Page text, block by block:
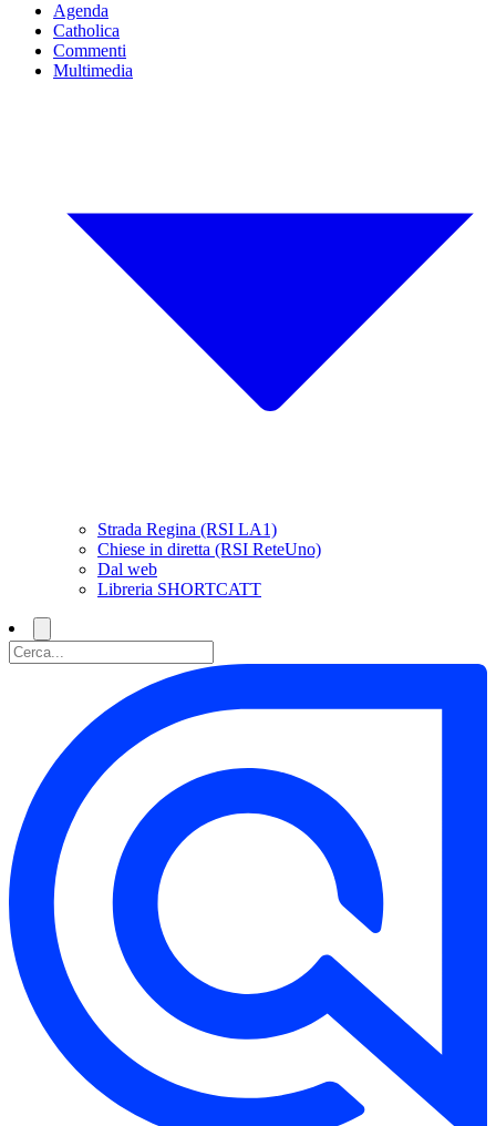
Agenda
Catholica
Commenti
Multimedia
Strada Regina (RSI LA1)
Chiese in diretta (RSI ReteUno)
Dal web
Libreria SHORTCATT